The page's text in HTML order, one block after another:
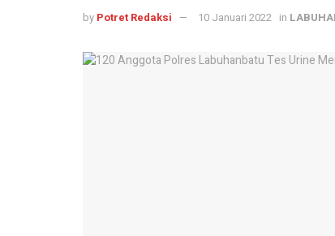
by Potret Redaksi 10 Januari 2022 in